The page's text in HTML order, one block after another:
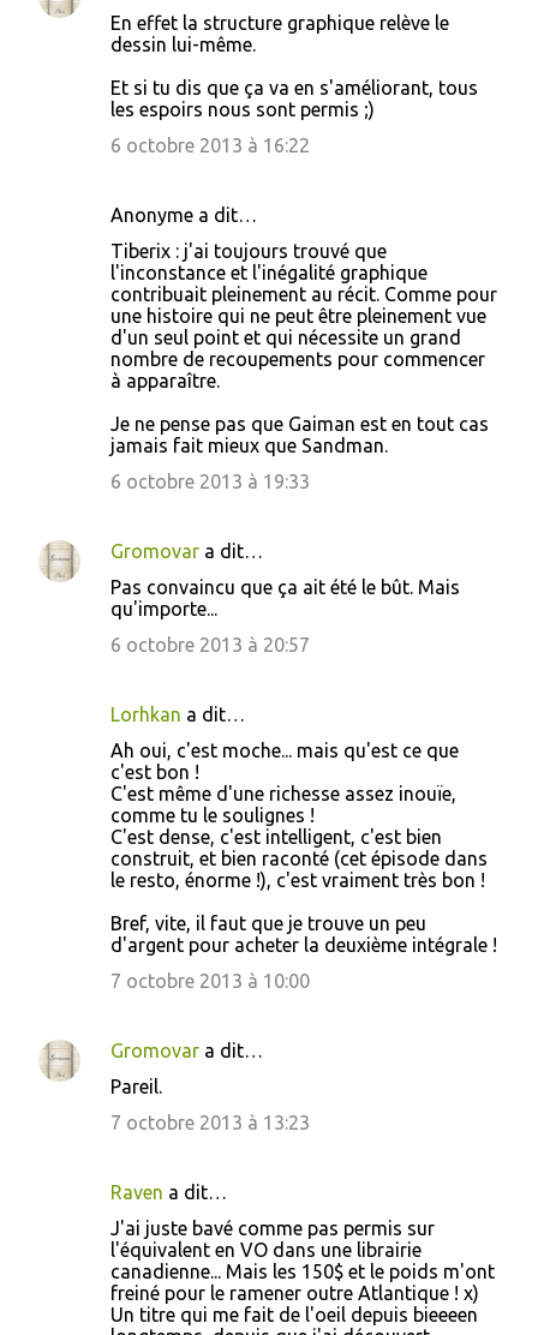
En effet la structure graphique relève le
dessin lui-même.
Et si tu dis que ça va en s'améliorant, tous
les espoirs nous sont permis ;)
6 octobre 2013 à 16:22
Anonyme a dit…
Tiberix : j'ai toujours trouvé que
l'inconstance et l'inégalité graphique
contribuait pleinement au récit. Comme pour
une histoire qui ne peut être pleinement vue
d'un seul point et qui nécessite un grand
nombre de recoupements pour commencer
à apparaître.
Je ne pense pas que Gaiman est en tout cas
jamais fait mieux que Sandman.
6 octobre 2013 à 19:33
Gromovar a dit…
Pas convaincu que ça ait été le bût. Mais
qu'importe...
6 octobre 2013 à 20:57
Lorhkan a dit…
Ah oui, c'est moche... mais qu'est ce que
c'est bon !
C'est même d'une richesse assez inouïe,
comme tu le soulignes !
C'est dense, c'est intelligent, c'est bien
construit, et bien raconté (cet épisode dans
le resto, énorme !), c'est vraiment très bon !
Bref, vite, il faut que je trouve un peu
d'argent pour acheter la deuxième intégrale !
7 octobre 2013 à 10:00
Gromovar a dit…
Pareil.
7 octobre 2013 à 13:23
Raven a dit…
J'ai juste bavé comme pas permis sur
l'équivalent en VO dans une librairie
canadienne... Mais les 150$ et le poids m'ont
freiné pour le ramener outre Atlantique ! x)
Un titre qui me fait de l'oeil depuis bieeeen